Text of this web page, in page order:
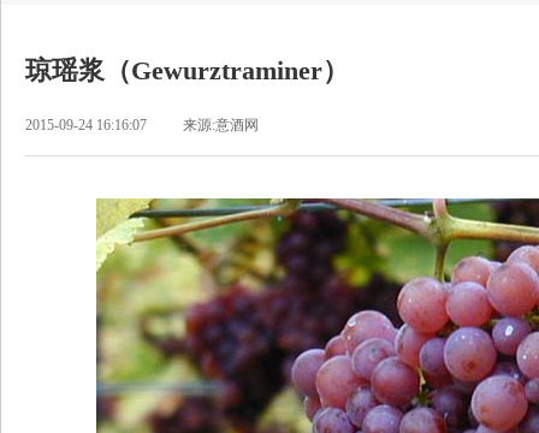
琼瑶浆（Gewurztraminer）
2015-09-24 16:16:07 来源:意酒网